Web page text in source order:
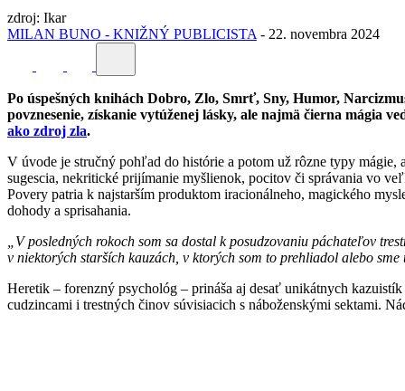
zdroj: Ikar
MILAN BUNO - KNIŽNÝ PUBLICISTA - 22. novembra 2024
Po úspešných knihách Dobro, Zlo, Smrť, Sny, Humor,
povznesenie, získanie vytúženej lásky, ale najmä čierna mágia
ako zdroj zla.
V úvode je stručný pohľad do histórie a potom už rôzne typy
sugescia, nekritické prijímanie myšlienok, pocitov či správania vo
Povery patria k najstarším produktom iracionálneho, magického
dohody a sprisahania.
„V posledných rokoch som sa dostal k posudzovaniu páchateľov
v niektorých starších kauzách, v ktorých som to prehliadol alebo
Heretik – forenzný psychológ – prináša aj desať unikátnych
cudzincami i trestných činov súvisiacich s náboženskými sektami.